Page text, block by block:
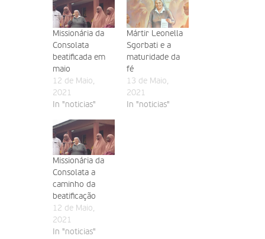
Missionária da
Consolata
beatificada em
maio
12 de Maio,
2021
In "noticias"
Mártir Leonella
Sgorbati e a
maturidade da
fé
13 de Maio,
2021
In "noticias"
Missionária da
Consolata a
caminho da
beatificação
12 de Maio,
2021
In "noticias"